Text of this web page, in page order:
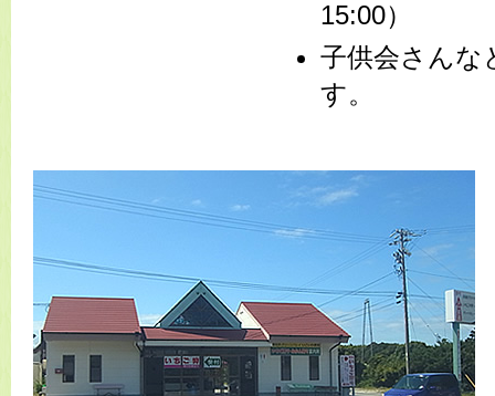
15:00）
子供会さんな
す。